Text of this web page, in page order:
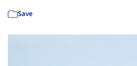
Save